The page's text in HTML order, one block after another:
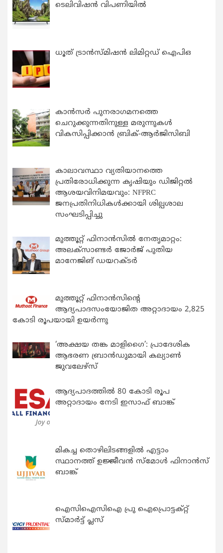
ടെലിവിഷൻ വിപണിയിൽ
ധൂത് ട്രാൻസ്മിഷൻ ലിമിറ്റഡ് ഐപിഒ
കാന്‍സര്‍ പുനരാഗമനത്തെ
ചെറുക്കുന്നതിനുള്ള മരുന്നുകള്‍
വികസിപ്പിക്കാന്‍ ബ്രിക്-ആര്‍ജിസിബി
കാലാവസ്ഥാ വ്യതിയാനത്തെ
പ്രതിരോധിക്കുന്ന കൃഷിയും ഡിജിറ്റൽ
ആശയവിനിമയവും: NFPRC
ജനപ്രതിനിധികൾക്കായി ശില്പശാല
സംഘടിപ്പിച്ചു
മുത്തൂറ്റ് ഫിനാൻസിൽ നേതൃമാറ്റം:
അലക്സാണ്ടർ ജോർജ് പുതിയ
മാനേജിങ് ഡയറക്ടർ
മുത്തൂറ്റ് ഫിനാൻസിന്റെ
ആദ്യപാദസംയോജിത അറ്റാദായം 2,825
കോടി രൂപയായി ഉയർന്നു
‘അക്ഷയ തങ്ക മാളിഗൈ’: പ്രാദേശിക
ആഭരണ ബ്രാന്‍ഡുമായി കല്യാണ്‍
ജുവലേഴ്‌സ്
ആദ്യപാദത്തിൽ 80 കോടി രൂപ
അറ്റാദായം നേടി ഇസാഫ് ബാങ്ക്
മികച്ച തൊഴിലിടങ്ങളിൽ എട്ടാം
സ്ഥാനത്ത് ഉജ്ജീവൻ സ്മോൾ ഫിനാൻസ്
ബാങ്ക്
ഐസിഐസിഐ പ്രു ഐപ്രൊട്ടക്റ്റ്
സ്മാർട്ട് പ്ലസ്